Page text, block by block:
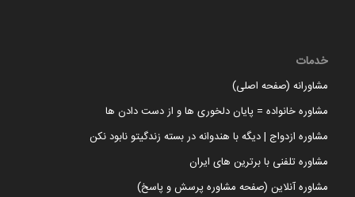
خدمات
مشاورانه (صفحه اصلی)
مشاوره خانواده = پایان دلخوری ها و از دست دادن ها
مشاوره ازدواج | دیگه با هندوانه در بسته زندگیتو نابود نکن
مشاوره تلفنی با برترین های ایران
مشاوره آنلاین (صفحه مشاوره پرسش و پاسخ)